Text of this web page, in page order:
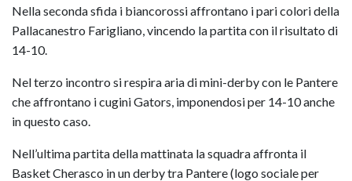
Nella seconda sfida i biancorossi affrontano i pari colori della
Pallacanestro Farigliano, vincendo la partita con il risultato di
14-10.
Nel terzo incontro si respira aria di mini-derby con le Pantere
che affrontano i cugini Gators, imponendosi per 14-10 anche
in questo caso.
Nell’ultima partita della mattinata la squadra affronta il
Basket Cherasco in un derby tra Pantere (logo sociale per